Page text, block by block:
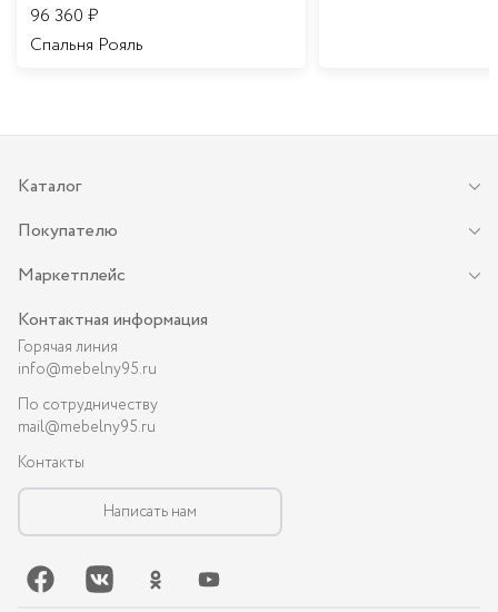
96 360 ₽
Спальня Рояль
Каталог
Покупателю
Маркетплейс
Контактная информация
Горячая линия
info@mebelny95.ru
По сотрудничеству
mail@mebelny95.ru
Контакты
Написать нам